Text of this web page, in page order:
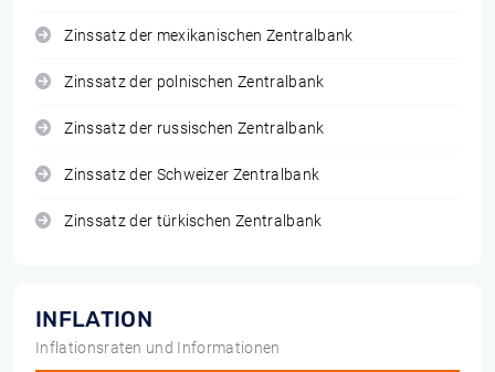
Zinssatz der mexikanischen Zentralbank
Zinssatz der polnischen Zentralbank
Zinssatz der russischen Zentralbank
Zinssatz der Schweizer Zentralbank
Zinssatz der türkischen Zentralbank
INFLATION
Inflationsraten und Informationen